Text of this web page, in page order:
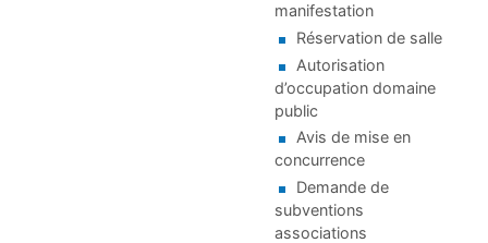
manifestation
Réservation de salle
Autorisation
d’occupation domaine
public
Avis de mise en
concurrence
Demande de
subventions
associations